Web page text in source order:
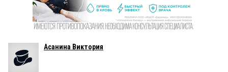
Асанина Виктория